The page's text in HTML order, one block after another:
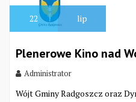
22 lip
Plenerowe Kino nad
Administrator
Wójt Gminy Radgoszcz oraz